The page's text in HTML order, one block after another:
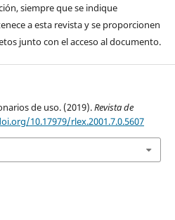
siempre que se indique
a esta revista y se proporcionen
junto con el acceso al documento.
de uso. (2019).Revista de
10.17979/rlex.2001.7.0.5607